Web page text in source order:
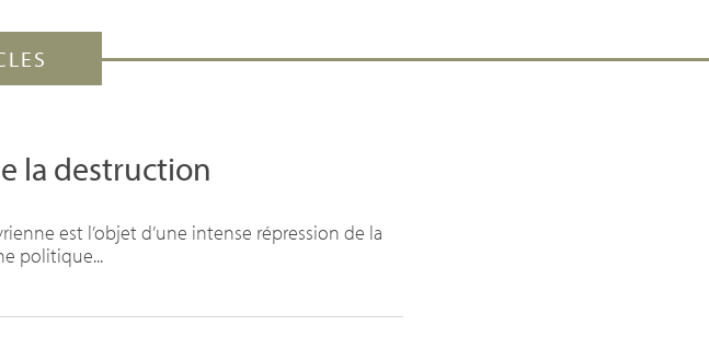
la destruction
est l’objet d’une intense répression de la
politique...